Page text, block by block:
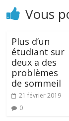
Vous
Plus d’un
étudiant sur
deux a des
problèmes
de sommeil
21 février 2019
0